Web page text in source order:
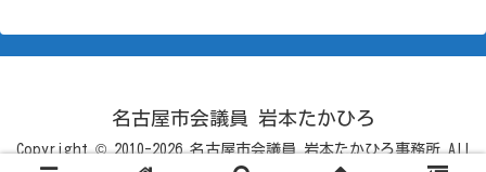
名古屋市会議員 岩本たかひろ
Copyright © 2010-2026 名古屋市会議員 岩本たかひろ事務所 All